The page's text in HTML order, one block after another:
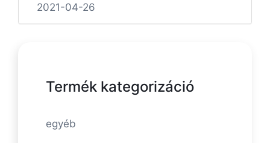
2021-04-26
Termék kategorizáció
egyéb